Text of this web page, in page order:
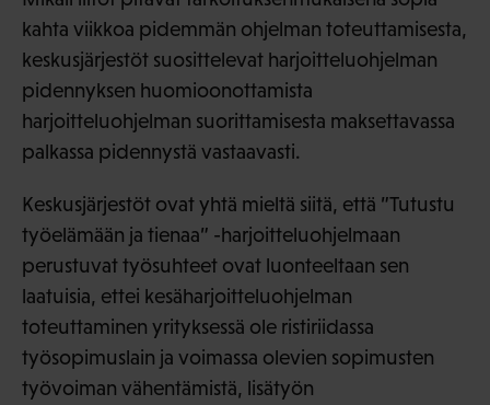
kahta viikkoa pidemmän ohjelman toteuttamisesta,
keskusjärjestöt suosittelevat harjoitteluohjelman
pidennyksen huomioonottamista
harjoitteluohjelman suorittamisesta maksettavassa
palkassa pidennystä vastaavasti.
Keskusjärjestöt ovat yhtä mieltä siitä, että ”Tutustu
työelämään ja tienaa” -harjoitteluohjelmaan
perustuvat työsuhteet ovat luonteeltaan sen
laatuisia, ettei kesäharjoitteluohjelman
toteuttaminen yrityksessä ole ristiriidassa
työsopimuslain ja voimassa olevien sopimusten
työvoiman vähentämistä, lisätyön